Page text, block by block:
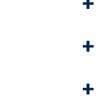
ulici oko objekta